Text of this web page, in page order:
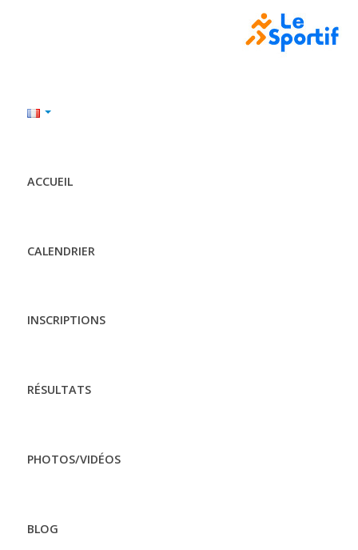
ACCUEIL
CALENDRIER
INSCRIPTIONS
RÉSULTATS
PHOTOS/VIDÉOS
BLOG